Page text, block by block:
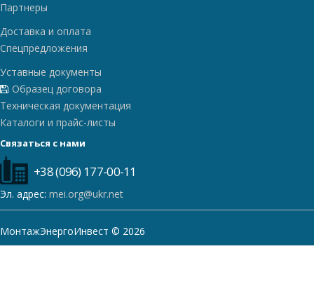
Партнеры
Доставка и оплата
Спецпредложения
Уставные документы
Образец договора
Техническая документация
Каталоги и прайс-листы
Связаться с нами
+38 (096) 177-00-11
Эл. адрес: mei.org@ukr.net
МонтажЭнергоИнвест © 2026